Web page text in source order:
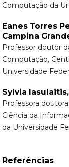
Computação da
Eanes Torres
Campina
Professor doutor
Computação,
Universidade
Sylvia Iasulaitis,
Professora
Ciência da
da Universidade
Referências